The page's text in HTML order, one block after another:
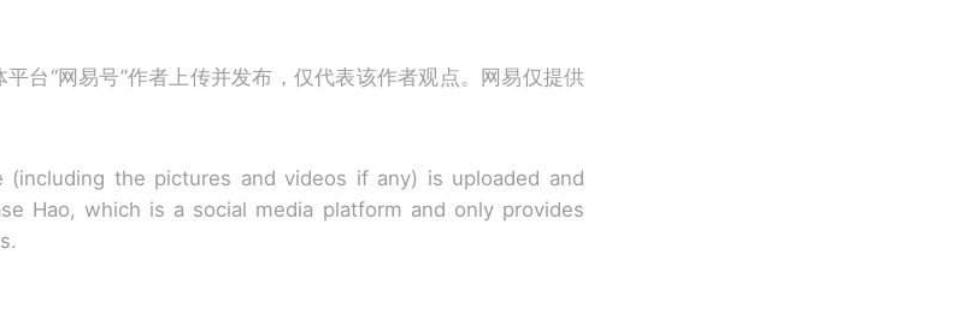
台“网易号”作者上传并发布，仅代表该作者观点。网易仅提供
(including the pictures and videos if any) is uploaded and
Hao, which is a social media platform and only provides